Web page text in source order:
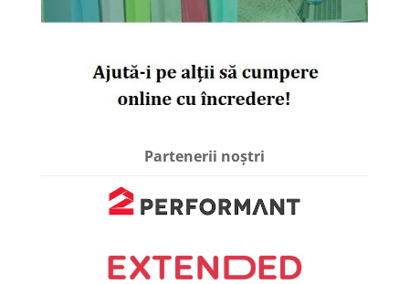
Partenerii noștri